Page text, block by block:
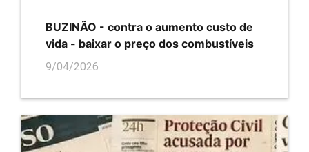
BUZINÃO - contra o aumento custo de
vida - baixar o preço dos combustíveis
9/04/2026